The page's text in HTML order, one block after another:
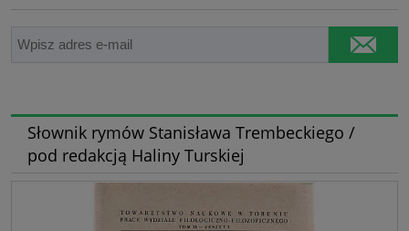
Słownik rymów Stanisława Trembeckiego /
pod redakcją Haliny Turskiej